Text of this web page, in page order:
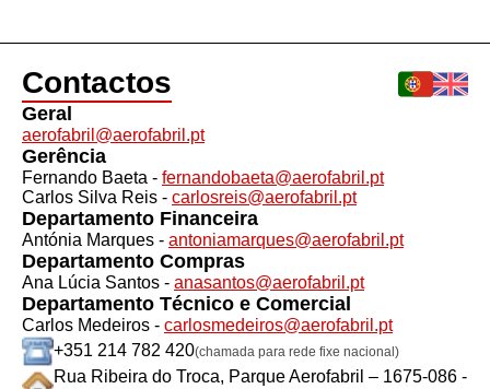
Contactos
Geral
aerofabril@aerofabril.pt
Gerência
Fernando Baeta - fernandobaeta@aerofabril.pt
Carlos Silva Reis - carlosreis@aerofabril.pt
Departamento Financeira
Antónia Marques - antoniamarques@aerofabril.pt
Departamento Compras
Ana Lúcia Santos - anasantos@aerofabril.pt
Departamento Técnico e Comercial
Carlos Medeiros - carlosmedeiros@aerofabril.pt
+351 214 782 420(chamada para rede fixe nacional)
Rua Ribeira do Troca, Parque Aerofabril – 1675-086 -